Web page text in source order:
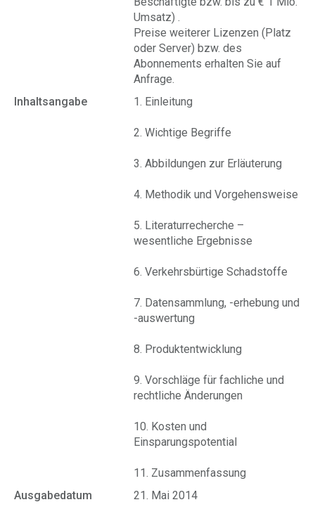
Umsatz) .
Preise weiterer Lizenzen (Platz
oder Server) bzw. des
Abonnements erhalten Sie auf
Anfrage.
Inhaltsangabe
1. Einleitung
2. Wichtige Begriffe
3. Abbildungen zur Erläuterung
4. Methodik und Vorgehensweise
5. Literaturrecherche –
wesentliche Ergebnisse
6. Verkehrsbürtige Schadstoffe
7. Datensammlung, -erhebung und
-auswertung
8. Produktentwicklung
9. Vorschläge für fachliche und
rechtliche Änderungen
10. Kosten und
Einsparungspotential
11. Zusammenfassung
Ausgabedatum
21. Mai 2014